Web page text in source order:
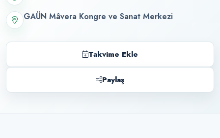
GAÜN Mâvera Kongre ve Sanat Merkezi
Takvime Ekle
Paylaş